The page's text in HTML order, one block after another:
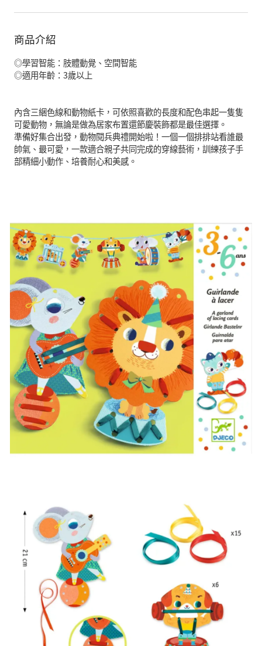
商品介紹
◎學習智能：肢體動覺、空間智能
◎適用年齡：3歲以上
內含三綑色線和動物紙卡，可依照喜歡的長度和配色串起一隻隻
可愛動物，無論是做為居家布置還節慶裝飾都是最佳選擇。
準備好集合出發，動物閱兵典禮開始啦！一個一個排排站看誰最
帥氣、最可愛，一款適合親子共同完成的穿線藝術，訓練孩子手
部精細小動作、培養耐心和美感。